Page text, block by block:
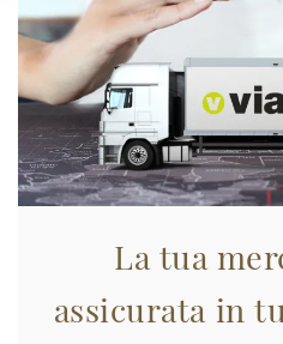
La tua
assicurata in